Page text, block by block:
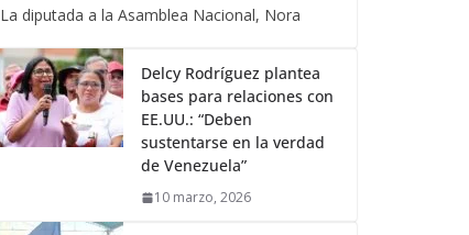
La diputada a la Asamblea Nacional, Nora
Delcy Rodríguez plantea
bases para relaciones con
EE.UU.: “Deben
sustentarse en la verdad
de Venezuela”
10 marzo, 2026